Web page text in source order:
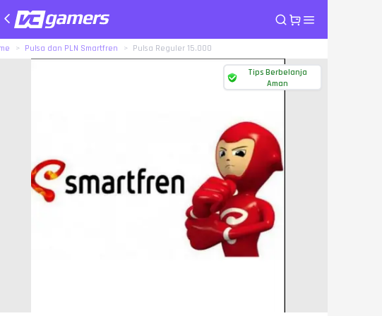
Pulsa dan PLN Smartfren Pulsa Reguler 15.000
Tips Berbelanja
Aman